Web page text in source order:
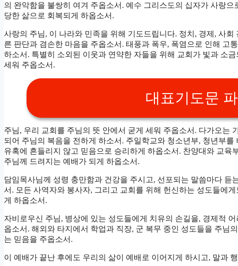
의 완악함을 불쌍히 여겨 주옵소서. 예수 그리스도의 십자가 사랑
당한 삶으로 회복되게 하옵소서.
사랑의 주님, 이 나라와 민족을 위해 기도드립니다. 정치, 경제, 사
른 판단과 겸손한 마음을 주옵소서. 태풍과 폭우, 폭염으로 인해 고
하소서. 특별히 소외된 이웃과 연약한 자들을 위해 교회가 빛과 소
세워 주옵소서.
대표기도문
주님, 우리 교회를 주님의 뜻 안에서 굳게 세워 주옵소서. 다가오는
되어 주님의 복음을 전하게 하소서. 주일학교와 청소년부, 청년부
유혹에 흔들리지 않고 믿음으로 승리하게 하옵소서. 찬양대와 교육
주님께 드려지는 예배가 되게 하옵소서.
담임목사님께 성령 충만함과 건강을 주시고, 선포되는 말씀마다
서. 모든 사역자와 봉사자, 그리고 교회를 위해 헌신하는 성도들에
게 하옵소서.
자비로우신 주님, 병상에 있는 성도들에게 치유의 손길을, 경제적
옵소서. 해외와 타지에서 학업과 직장, 군 복무 중인 성도들을 주님
는 믿음을 주옵소서.
이 예배가 끝난 후에도 우리의 삶이 예배로 이어지게 하시고, 말과